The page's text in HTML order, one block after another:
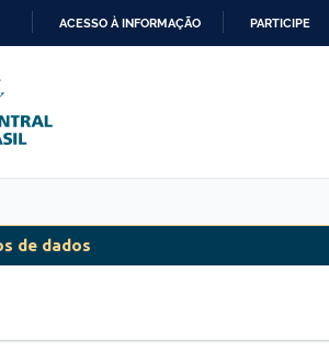
ACESSO À INFORMAÇÃO PARTICIPE
de dados